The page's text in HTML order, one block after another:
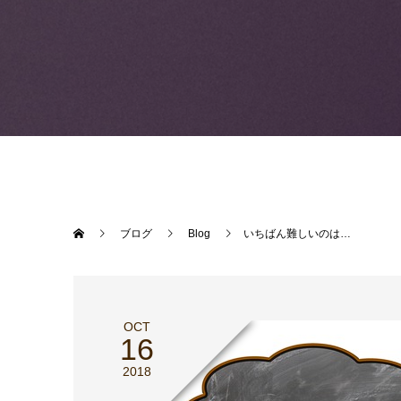
ブログ Blog いちばん難しいのは…
OCT
16
2018